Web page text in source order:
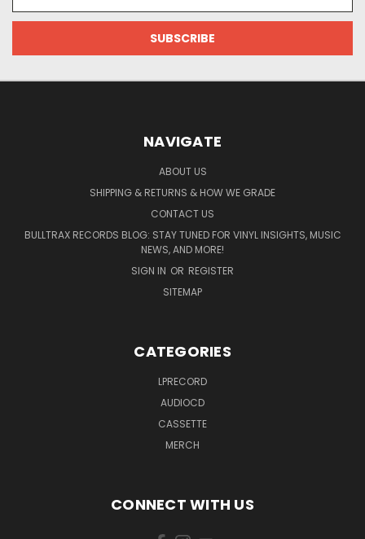
NAVIGATE
ABOUT US
SHIPPING & RETURNS & HOW WE GRADE
CONTACT US
BULLTRAX RECORDS BLOG: STAY TUNED FOR VINYL INSIGHTS, MUSIC
NEWS, AND MORE!
SIGN IN OR REGISTER
SITEMAP
CATEGORIES
LPRECORD
AUDIOCD
CASSETTE
MERCH
CONNECT WITH US